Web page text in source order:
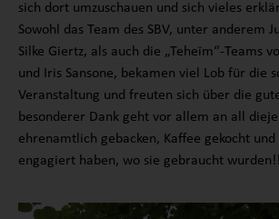
sich dort umzuschauen und sich vieles
Sowohl das Team des SBV, unter anderem
Silke Giertz, als auch die „Teheïm“-Teams
und Iris Sansone, bekamen viel Lob für die
Veranstaltung und freuten sich über die
besonderer Dank geht vor allem an all
ehrenamtlich gebacken, Kaffee gekocht
engagiert haben, wo sie gebraucht